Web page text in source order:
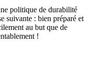
politique de durabilité
suivante : bien préparé et
au but que de
!